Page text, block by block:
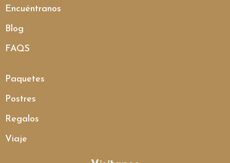
Encuéntranos
Blog
FAQS
Paquetes
Postres
Regalos
Viaje